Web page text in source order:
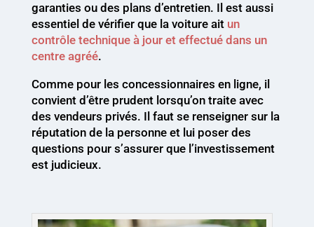
garanties ou des plans d’entretien. Il est aussi
essentiel de vérifier que la voiture ait un
contrôle technique à jour et effectué dans un
centre agréé.
Comme pour les concessionnaires en ligne, il
convient d’être prudent lorsqu’on traite avec
des vendeurs privés. Il faut se renseigner sur la
réputation de la personne et lui poser des
questions pour s’assurer que l’investissement
est judicieux.